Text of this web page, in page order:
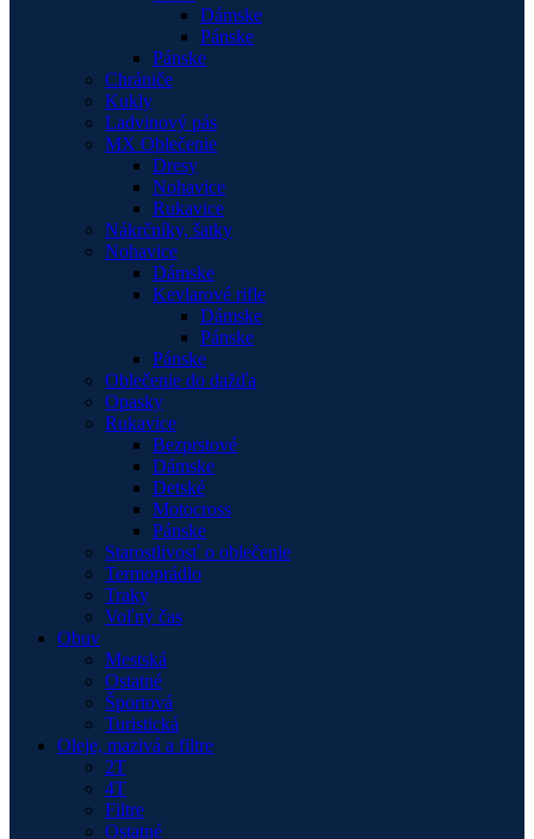
Dámske
Pánske
Pánske
Chrániče
Kukly
Ladvinový pás
MX Oblečenie
Dresy
Nohavice
Rukavice
Nákrčníky, šatky
Nohavice
Dámske
Kevlarové rifle
Dámske
Pánske
Pánske
Oblečenie do dažďa
Opasky
Rukavice
Bezprstové
Dámske
Detské
Motocross
Pánske
Starostlivosť o oblečenie
Termoprádlo
Traky
Voľný čas
Obuv
Mestská
Ostatné
Športová
Turistická
Oleje, mazivá a filtre
2T
4T
Filtre
Ostatné